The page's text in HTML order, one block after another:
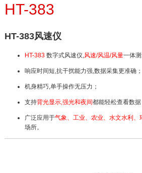
HT-383
HT-383风速仪
HT-383数字式风速仪,风速/风温/风量一体测
响应时间短,抗干扰能力强,数据采集更准确；
机身精巧,单手操作无压力；
支持背光显示,强光和夜间都能轻松查看数据
广泛应用于气象、工业、农业、水文水利、
场所。